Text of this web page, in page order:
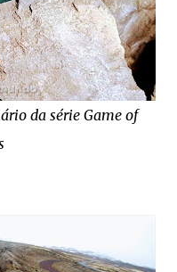
da série Game of